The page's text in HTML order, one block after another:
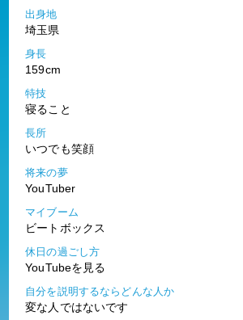
出身地
埼玉県
身長
159cm
特技
寝ること
長所
いつでも笑顔
将来の夢
YouTuber
マイブーム
ビートボックス
休日の過ごし方
YouTubeを見る
自分を説明するならどんな人か
変な人ではないです